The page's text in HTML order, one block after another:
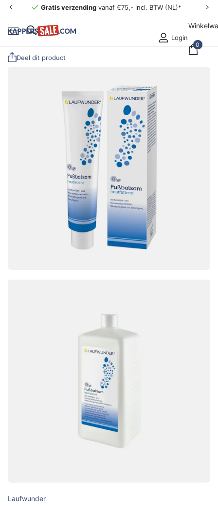
Gratis verzending vanaf €75,- incl. BTW (NL)*
Login
0
Deel dit product
Laufwunder